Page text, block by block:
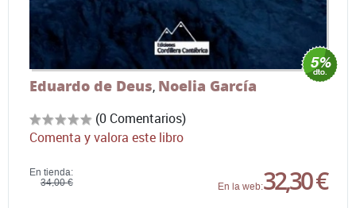
Eduardo de Deus, Noelia García
(0 Comentarios)
Comenta y valora este libro
En tienda:
34,00 €
En la web:32,30 €